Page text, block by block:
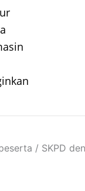
/ SKPD